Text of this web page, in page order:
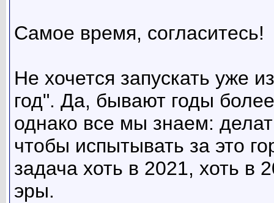
Самое время, согласитесь!
Не хочется запускать уже
год". Да, бывают годы
однако все мы знаем:
чтобы испытывать за это
задача хоть в 2021, хоть в
эры.